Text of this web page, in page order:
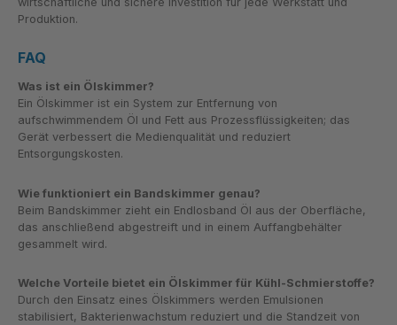
Produktion.
FAQ
Was ist ein Ölskimmer?
Ein Ölskimmer ist ein System zur Entfernung von
aufschwimmendem Öl und Fett aus Prozessflüssigkeiten; das
Gerät verbessert die Medienqualität und reduziert
Entsorgungskosten.
Wie funktioniert ein Bandskimmer genau?
Beim Bandskimmer zieht ein Endlosband Öl aus der Oberfläche,
das anschließend abgestreift und in einem Auffangbehälter
gesammelt wird.
Welche Vorteile bietet ein Ölskimmer für Kühl-Schmierstoffe?
Durch den Einsatz eines Ölskimmers werden Emulsionen
stabilisiert, Bakterienwachstum reduziert und die Standzeit von